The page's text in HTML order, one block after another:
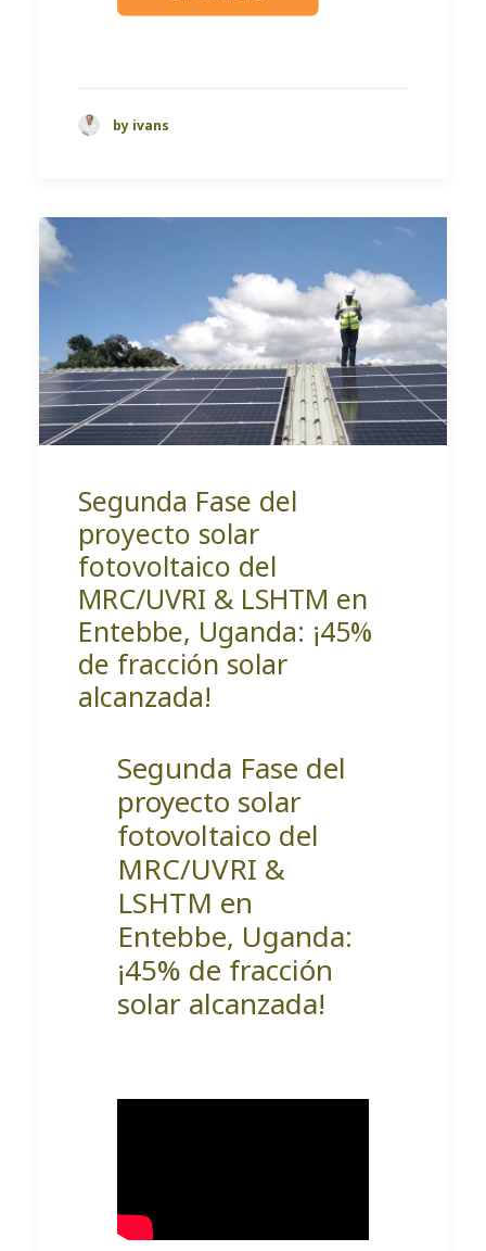
by ivans
Segunda Fase del
proyecto solar
fotovoltaico del
MRC/UVRI & LSHTM en
Entebbe, Uganda: ¡45%
de fracción solar
alcanzada!
Segunda Fase del
proyecto solar
fotovoltaico del
MRC/UVRI &
LSHTM en
Entebbe, Uganda:
¡45% de fracción
solar alcanzada!